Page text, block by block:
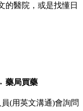
的醫院，或是找懂日
藥局買藥
(用英文溝通)會詢問